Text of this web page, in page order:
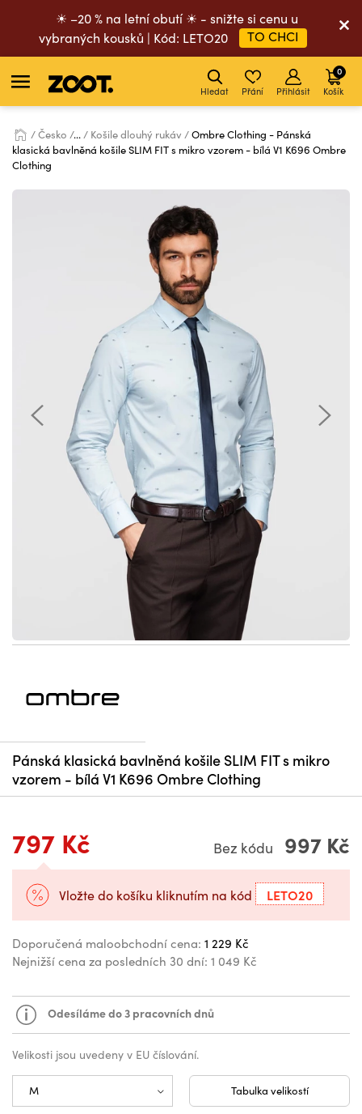
☀ –20 % na letní obutí ☀ - snižte si cenu u
vybraných kousků | Kód: LETO20
TO CHCI
Hledat Přání Přihlásit Košík
0
Česko ... Košile dlouhý rukáv
Ombre Clothing - Pánská
klasická bavlněná košile SLIM FIT s mikro vzorem - bílá V1 K696 Ombre
Clothing
Pánská klasická bavlněná košile SLIM FIT s mikro
vzorem - bílá V1 K696 Ombre Clothing
797 Kč Bez kódu 997 Kč
Vložte do košíku kliknutím na kód LETO20
Doporučená maloobchodní cena: 1 229 Kč
Nejnižší cena za posledních 30 dní: 1 049 Kč
Odesíláme do 3 pracovních dnů
Velikosti jsou uvedeny v EU číslování.
Tabulka velikostí